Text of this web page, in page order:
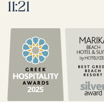
11:21